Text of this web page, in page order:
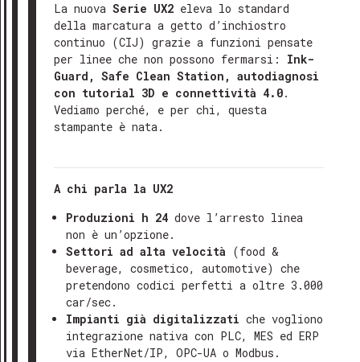
La nuovaSerie UX2 eleva lo standard
della marcatura a getto d’inchiostro
continuo (CIJ) grazie a funzioni pensate
per linee che non possono fermarsi: Ink-
Guard, Safe Clean Station, autodiagnosi
con tutorial 3D e connettività 4.0.
Vediamo perché, e per chi, questa
stampante è nata.
A chi parla la UX2
Produzioni h 24 dove l’arresto linea
non è un’opzione.
Settori ad alta velocità (food &
beverage, cosmetico, automotive) che
pretendono codici perfetti a oltre 3.000
car/sec.
Impianti già digitalizzati che vogliono
integrazione nativa con PLC, MES ed ERP
via EtherNet/IP, OPC-UA o Modbus.